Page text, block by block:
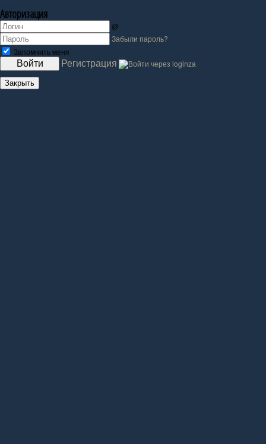
Авторизация
@
Забыли пароль?
Запомнить меня
Войти
Регистрация
Закрыть